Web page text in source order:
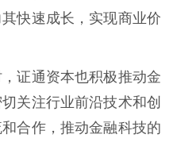
快速成长，实现商业价
证通资本也积极推动金
关注行业前沿技术和创
合作，推动金融科技的